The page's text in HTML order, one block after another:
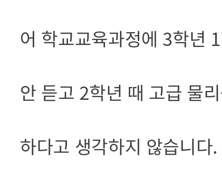
어 학교교육과정에 3학년
안 듣고 2학년 때 고급 물
하다고 생각하지 않습니다